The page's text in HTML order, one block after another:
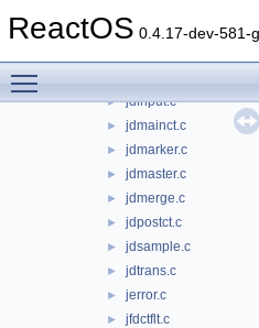
ReactOS 0.4.17-dev-581-
► jdcolor.c
► jdinput.c
► jdmainct.c
► jdmarker.c
► jdmaster.c
► jdmerge.c
► jdpostct.c
► jdsample.c
► jdtrans.c
► jerror.c
► jfdctflt.c